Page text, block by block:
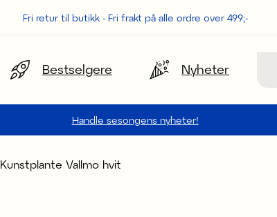
Fri retur til butikk - Fri frakt på alle ordre over 499;-
Bestselgere Nyheter
Handle sesongens nyheter!
Kunstplante Vallmo hvit